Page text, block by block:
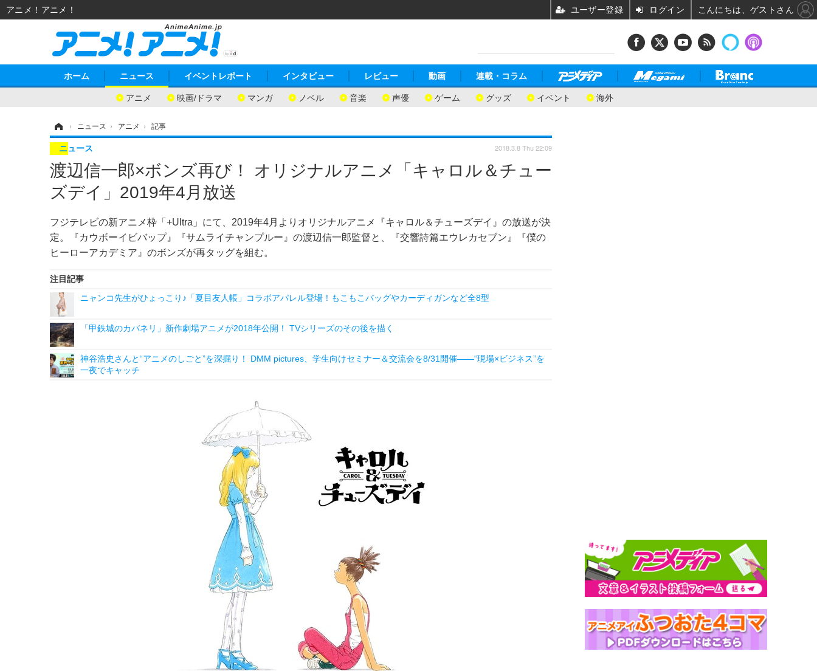
ホーム ニュース
アニメ 映画/ドラマ マンガ ノベル 音楽 声優 ゲーム グッズ イベント 海外
イベントレポート インタビュー レビュー 動画 連載・コラム
› ニュース › アニメ › 記事
渡辺信一郎×ボンズ再び！ オリジナルアニメ「キャロル＆チュー
ズデイ」2019年4月放送
フジテレビの新アニメ枠「+Ultra」にて、2019年4月よりオリジナルアニメ『キャロル＆チューズデイ』の放送が決
定。『カウボーイビバップ』『サムライチャンプルー』の渡辺信一郎監督と、『交響詩篇エウレカセブン』『僕の
ヒーローアカデミア』のボンズが再タッグを組む。
ニュース 2018.3.8 Thu 22:09
注目記事
ニャンコ先生がひょっこり♪「夏目友人帳」コラボアパレル登場！もこもこバッグやカーディガンなど全8型
「甲鉄城のカバネリ」新作劇場アニメが2018年公開！ TVシリーズのその後を描く
神谷浩史さんと“アニメのしごと”を深掘り！ DMM pictures、学生向けセミナー＆交流会を8/31開催――“現場×ビジネス”を
一夜でキャッチ
アニメ！アニメ！ ユーザー登録 ログイン こんにちは、ゲストさん